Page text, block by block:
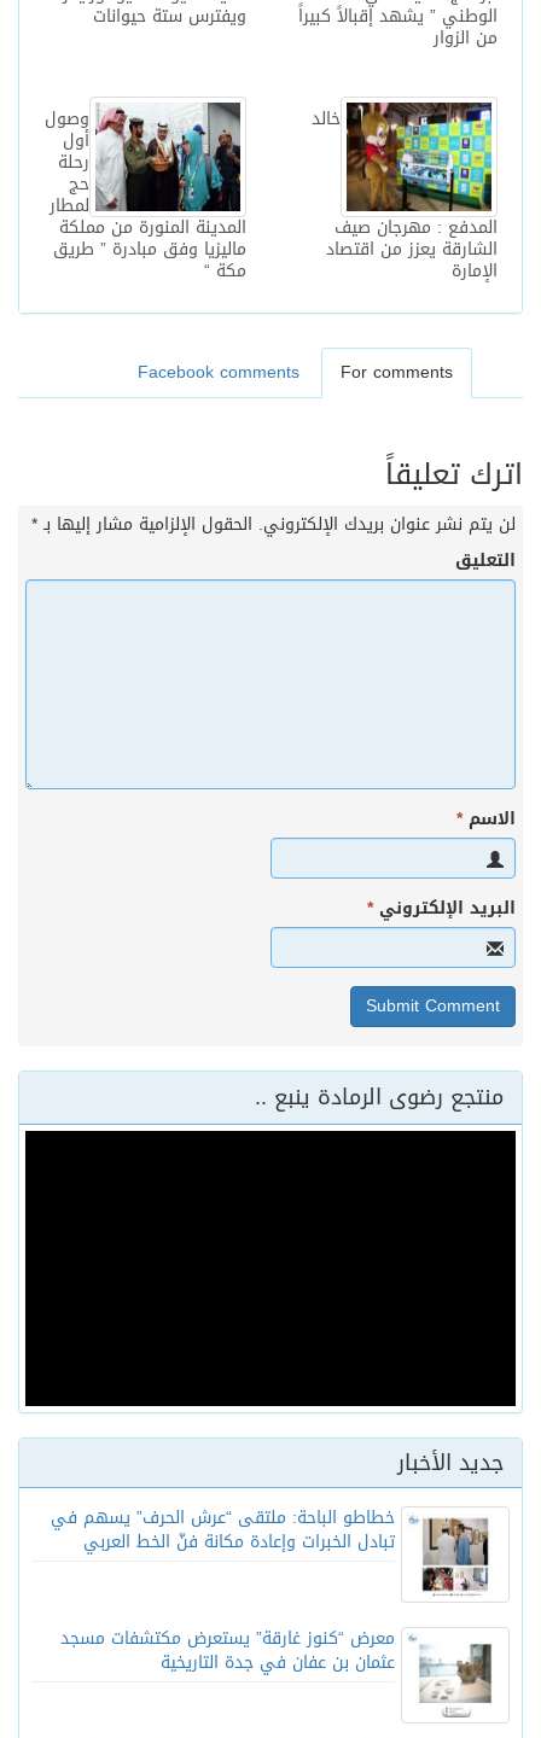
ويفترس ستة حيوانات الوطني ” يشهد إقبالاً كبيراً
من الزوار
وصول
أول
رحلة
حج
لمطار
المدينة المنورة من مملكة
ماليزيا وفق مبادرة ” طريق
مكة “
خالد
المدفع : مهرجان صيف
الشارقة يعزز من اقتصاد
الإمارة
For comments
Facebook comments
اترك تعليقاً
لن يتم نشر عنوان بريدك الإلكتروني. الحقول الإلزامية مشار إليها بـ*
التعليق
الاسم*
البريد الإلكتروني*
منتجع رضوى الرمادة ينبع ..
جديد الأخبار
خطاطو الباحة: ملتقى “عرش الحرف” يسهم في
تبادل الخبرات وإعادة مكانة فنّ الخط العربي
معرض “كنوز غارقة” يستعرض مكتشفات مسجد
عثمان بن عفان في جدة التاريخية